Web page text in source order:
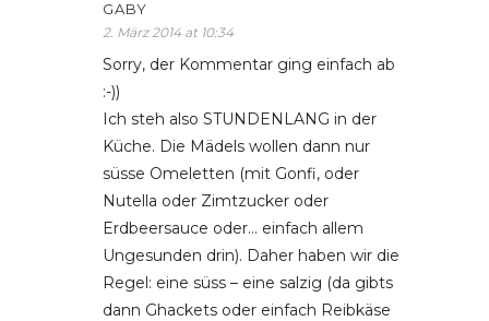
GABY
2. März 2014 at 10:34
Sorry, der Kommentar ging einfach ab
:-))
Ich steh also STUNDENLANG in der
Küche. Die Mädels wollen dann nur
süsse Omeletten (mit Gonfi, oder
Nutella oder Zimtzucker oder
Erdbeersauce oder… einfach allem
Ungesunden drin). Daher haben wir die
Regel: eine süss – eine salzig (da gibts
dann Ghackets oder einfach Reibkäse